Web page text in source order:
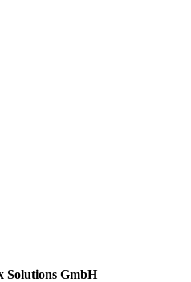
Solutions GmbH